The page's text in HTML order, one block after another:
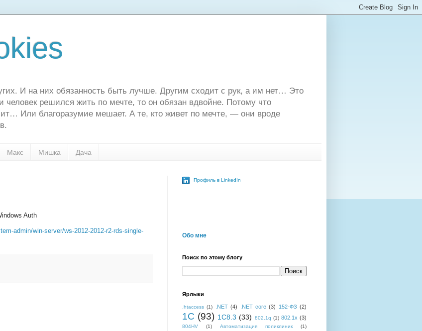
И на них обязанность быть лучше. Другим сходит с рук, а им нет… Это
решился жить по мечте, то он обязан вдвойне. Потому что
Или благоразумие мешает. А те, кто живет по мечте, — они вроде
Макс Мишка Дача
Auth
admin/win-server/ws-2012-2012-r2-rds-single-
Профиль в LinkedIn
Обо мне
Поиск по этому блогу
Ярлыки
.htaccess (1) .NET (4) .NET core (3) 152-ФЗ (2)
1С (93) 1C8.3 (33) 802.1q (1) 802.1x (3)
804HV (1) Автоматизация поликлиник
(1)